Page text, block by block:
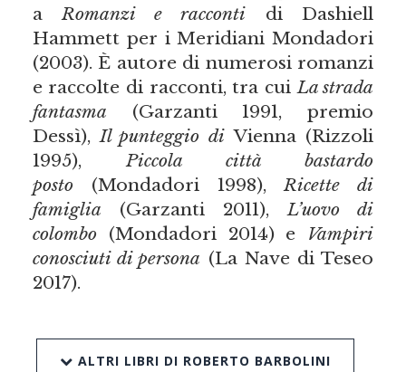
aRomanzi e racconti di Dashiell
Hammett per i Meridiani Mondadori
(2003). È autore di numerosi romanzi
e raccolte di racconti, tra cuiLa strada
fantasma (Garzanti 1991, premio
Dessì),Il punteggio diVienna (Rizzoli
1995),Piccola città bastardo
posto(Mondadori 1998),Ricette di
famiglia (Garzanti 2011),L’uovo di
colombo(Mondadori 2014) e Vampiri
conosciuti di persona (La Nave di Teseo
2017).
ALTRI LIBRI DI ROBERTO BARBOLINI